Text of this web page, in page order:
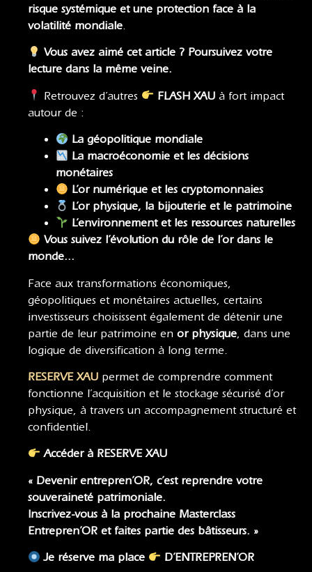
risque systémique et une protection face à la
volatilité mondiale.
Vous avez aimé cet article ? Poursuivez votre
lecture dans la même veine.
Retrouvez d’autres FLASH XAU à fort impact
autour de :
La géopolitique mondiale
La macroéconomie et les décisions
monétaires
L’or numérique et les cryptomonnaies
L’or physique, la bijouterie et le patrimoine
L’environnement et les ressources naturelles
Vous suivez l’évolution du rôle de l’or dans le
monde…
Face aux transformations économiques,
géopolitiques et monétaires actuelles, certains
investisseurs choisissent également de détenir une
partie de leur patrimoine en or physique, dans une
logique de diversification à long terme.
RESERVE XAU permet de comprendre comment
fonctionne l’acquisition et le stockage sécurisé d’or
physique, à travers un accompagnement structuré et
confidentiel.
Accéder à RESERVE XAU
« Devenir entrepren’OR, c’est reprendre votre
souveraineté patrimoniale.
Inscrivez-vous à la prochaine Masterclass
Entrepren’OR et faites partie des bâtisseurs. »
Je réserve ma place D’ENTREPREN’OR